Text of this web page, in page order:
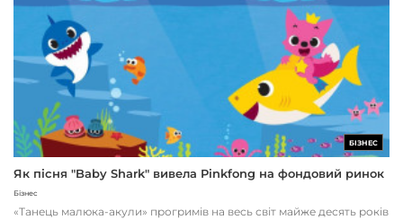
БІЗНЕС
Як пісня "Baby Shark" вивела Pinkfong на фондовий ринок
Бізнес
«Танець малюка-акули» прогримів на весь світ майже десять років